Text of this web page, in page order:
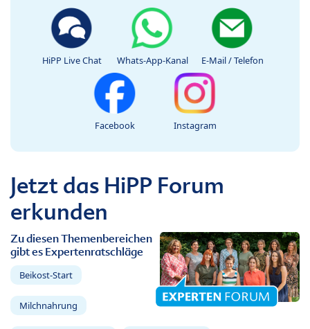
HiPP Live Chat Whats-App-Kanal E-Mail / Telefon
Facebook Instagram
Jetzt das HiPP Forum
erkunden
Zu diesen Themenbereichen
gibt es Expertenratschläge
Beikost-Start
Milchnahrung